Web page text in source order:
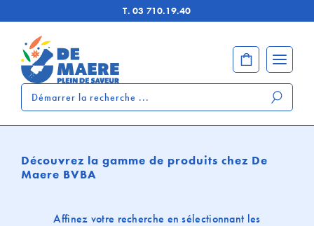
T.03 710.19.40
Démarrer
Découvrez la gamme de produits chez De
Maere BVBA
Affinez votre recherche en sélectionnant les